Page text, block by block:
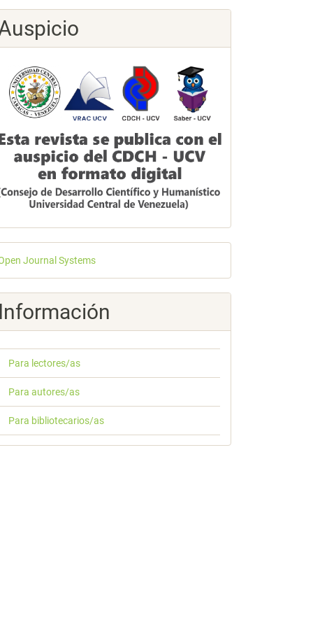
Journal Systems
Para lectores/as
Para autores/as
Para bibliotecarios/as